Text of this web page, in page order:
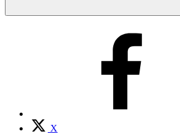
X